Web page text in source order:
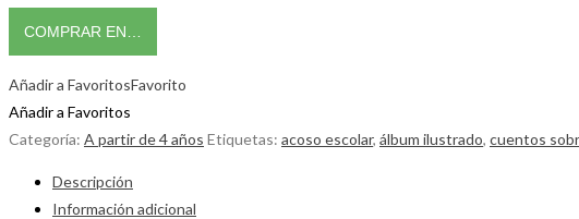
COMPRAR EN…
Añadir a FavoritosFavorito
Añadir a Favoritos
Categoría: A partir de 4 años Etiquetas: acoso escolar, álbum ilustrado, cuentos
Descripción
Información adicional